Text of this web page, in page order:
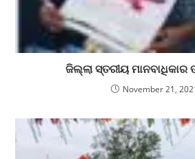
ଜିଲ୍ଲା ସ୍ତରୀୟ ମାନବାଧିକାର
November 21,